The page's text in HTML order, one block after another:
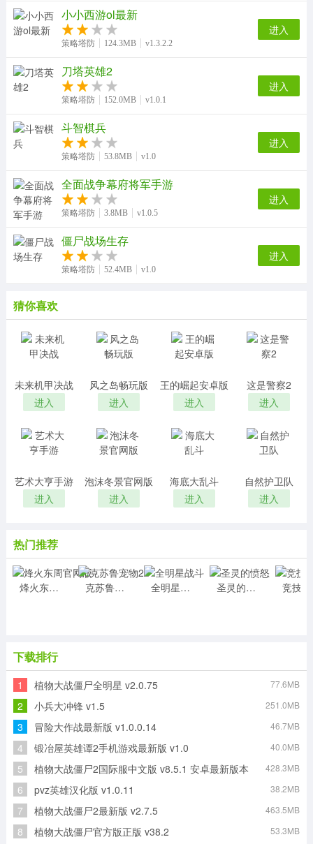
小小西游ol最新
策略塔防 124.3MB v1.3.2.2
进入
刀塔英雄2
策略塔防 152.0MB v1.0.1
进入
斗智棋兵
策略塔防 53.8MB v1.0
进入
全面战争幕府将军手游
策略塔防 3.8MB v1.0.5
进入
僵尸战场生存
策略塔防 52.4MB v1.0
进入
猜你喜欢
未来机甲决战
进入
风之岛畅玩版
进入
王的崛起安卓版
进入
这是警察2
进入
艺术大亨手游
进入
泡沫冬景官网版
进入
海底大乱斗
进入
自然护卫队
进入
热门推荐
烽火东周官网版 克苏鲁宠物2 全明星战斗 圣灵的愤怒
下载排行
1 植物大战僵尸全明星 v2.0.75 77.6MB
2 小兵大冲锋 v1.5 251.0MB
3 冒险大作战最新版 v1.0.0.14 46.7MB
4 锻冶屋英雄谭2手机游戏最新版 v1.0 40.0MB
5 植物大战僵尸2国际服中文版 v8.5.1 安卓最新版本 428.3MB
6 pvz英雄汉化版 v1.0.11 38.2MB
7 植物大战僵尸2最新版 v2.7.5 463.5MB
8 植物大战僵尸官方版正版 v38.2 53.3MB